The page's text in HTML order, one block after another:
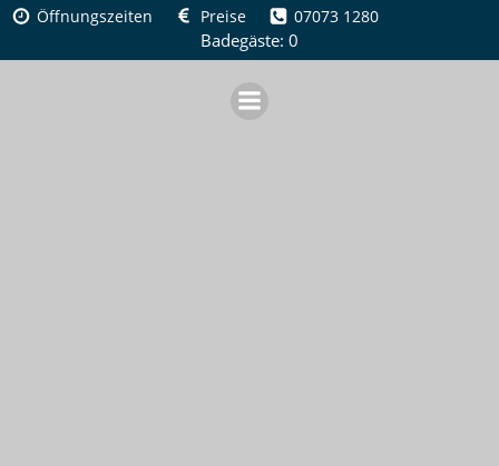
Zum
Inhalt
springen
Öffnungszeiten Preise 07073 1280
Badegäste: 0